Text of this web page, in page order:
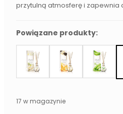
przytulną atmosferę i zapewnia
Powiązane produkty:
17 w magazynie